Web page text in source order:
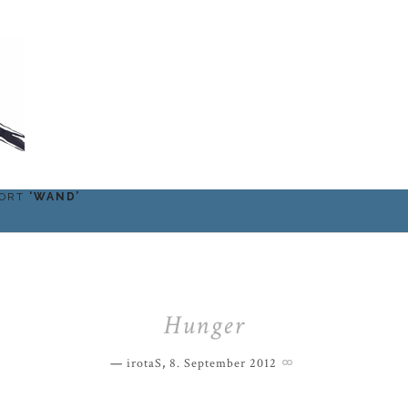
‘WAND ’
Hunger
irotaS, 8. September 2012